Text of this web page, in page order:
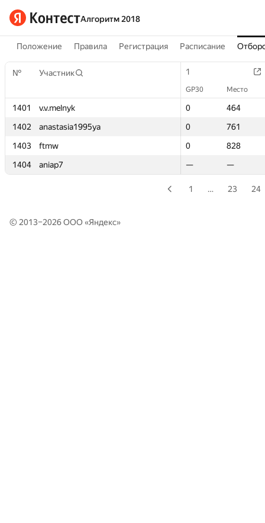
Алгоритм 2018
Положение Правила Регистрация Расписание
№ Участник 1
GP30 Место
1401 v.v.melnyk 0
464
1402
anastasia1995ya 0
761
1403
ftmw 0
828
1404
aniap7 — —
№ Участник 1
GP30 Место
1401 v.v.melnyk 0
464
1402
anastasia1995ya 0
761
1403
ftmw 0
828
1404
aniap7 — —
1 … 23 24
© 2013–2026 ООО «Яндекс»